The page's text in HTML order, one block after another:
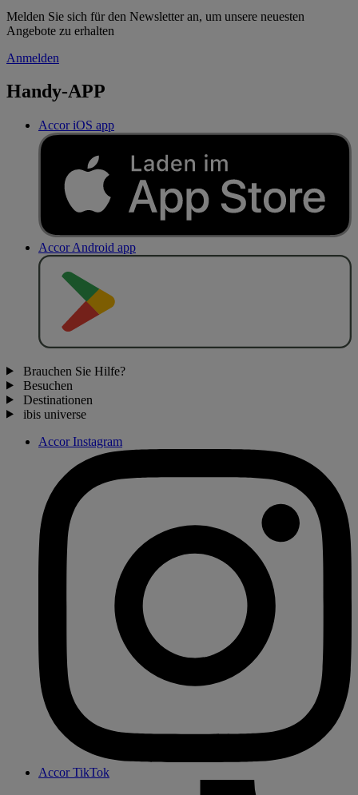
Melden Sie sich für den Newsletter an, um unsere neuesten
Angebote zu erhalten
Anmelden
Handy-APP
Accor iOS app
Accor Android app
Brauchen Sie Hilfe?
Besuchen
Destinationen
ibis universe
Accor Instagram
Accor TikTok